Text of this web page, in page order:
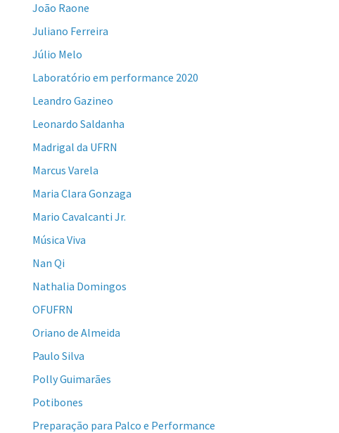
João Raone
Juliano Ferreira
Júlio Melo
Laboratório em performance 2020
Leandro Gazineo
Leonardo Saldanha
Madrigal da UFRN
Marcus Varela
Maria Clara Gonzaga
Mario Cavalcanti Jr.
Música Viva
Nan Qi
Nathalia Domingos
OFUFRN
Oriano de Almeida
Paulo Silva
Polly Guimarães
Potibones
Preparação para Palco e Performance